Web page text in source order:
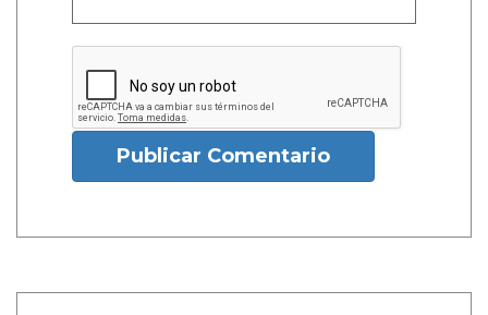
Publicar Comentario